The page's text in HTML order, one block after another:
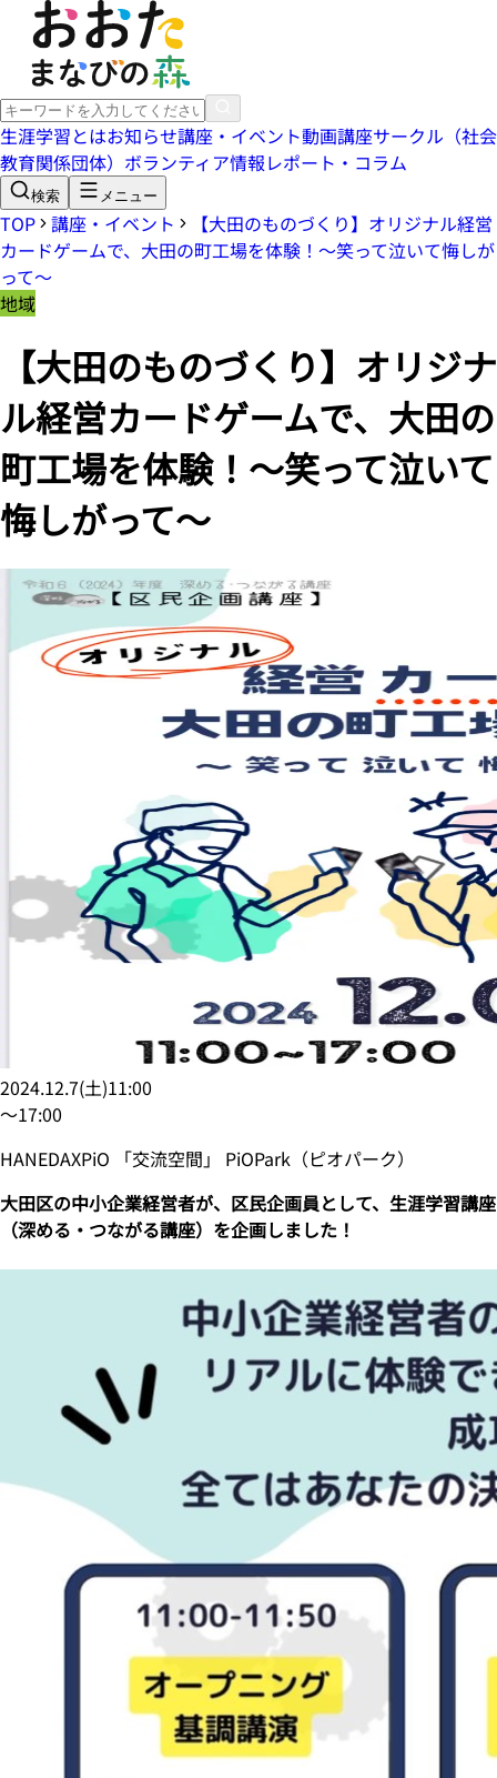
生涯学習とはお知らせ講座・イベント動画講座サークル（社会
教育関係団体） ボランティア情報レポート・コラム
検索 メニュー
TOP 講座・イベント
【大田のものづくり】オリジナル経営
カードゲームで、大田の町工場を体験！～笑って泣いて悔しが
って～
地域
【大田のものづくり】オリジナ
ル経営カードゲームで、大田の
町工場を体験！～笑って泣いて
悔しがって～
2024.12.7(土)11:00
〜17:00
HANEDAXPiO 「交流空間」 PiOPark（ピオパーク）
大田区の中小企業経営者が、区民企画員として、生涯学習講座
（深める・つながる講座）を企画しました！